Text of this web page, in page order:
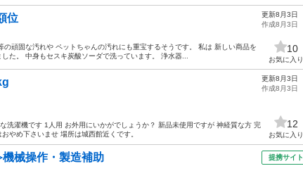
位
の頑固な汚れや ペットちゃんの汚れにも重宝するそうです。 私は 新しい商品を
た。 中身もセスキ炭酸ソーダで洗っています。 浄水器...
更新8月3日
作成8月3日
10
お気に入り
kg
洗濯機です 1人用 お外用にいかがでしょうか？ 新品未使用ですが 神経質な方 完
やめ下さいませ 場所は城西館近くです。
更新8月3日
作成8月3日
12
お気に入り
械操作・製造補助 提携サイト